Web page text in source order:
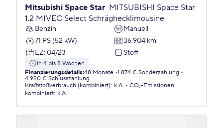
Mitsubishi Space Star MITSUBISHI Space Star
1.2 MIVEC Select Schräghecklimousine
Benzin
Manuell
71 PS (52 kW)
36.904 km
EZ: 04/23 Stoff
in 4 bis 8 Wochen
Finanzierungsdetails:48 Monate 1.874 € Sonderzahlung
4.920 € Schlusszahlung
Kraftstoffverbrauch (kombiniert): k.A.
CO₂-Emissionen
kombiniert: k.A.